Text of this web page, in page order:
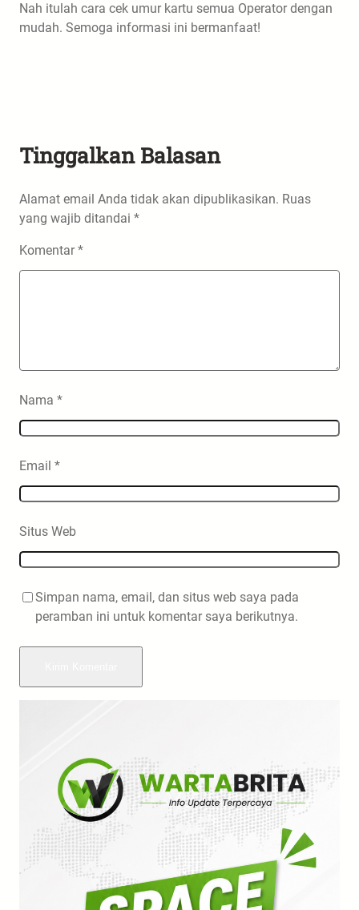
Nah itulah cara cek umur kartu semua Operator dengan
mudah. Semoga informasi ini bermanfaat!
Tinggalkan Balasan
Alamat email Anda tidak akan dipublikasikan. Ruas
yang wajib ditandai *
Komentar*
Nama *
Email *
Situs Web
Simpan nama, email, dan situs web saya pada
peramban ini untuk komentar saya berikutnya.